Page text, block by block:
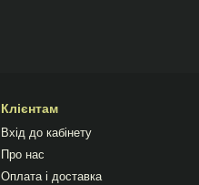
Клієнтам
Вхід до кабінету
Про нас
Оплата і доставка